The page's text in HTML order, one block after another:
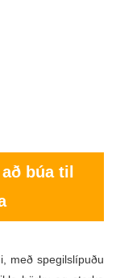
búa til
með spegilslípuðu